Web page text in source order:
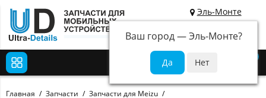
Эль-Монте
Ваш город —Эль-Монте?
Главная Запчасти Запчасти для Meizu